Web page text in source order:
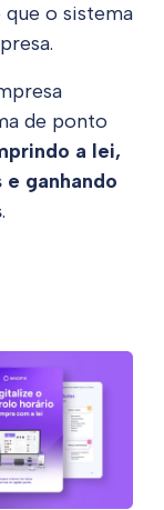
que o sistema
de ponto
a lei,
ganhando
.